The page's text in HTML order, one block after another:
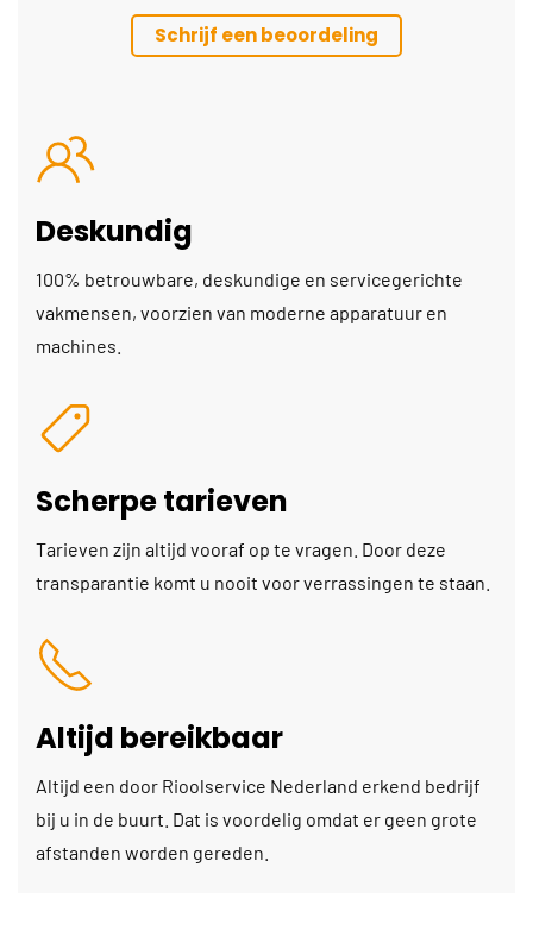
Schrijf een beoordeling
Deskundig
100% betrouwbare, deskundige en servicegerichte
vakmensen, voorzien van moderne apparatuur en
machines.
Scherpe tarieven
Tarieven zijn altijd vooraf op te vragen. Door deze
transparantie komt u nooit voor verrassingen te staan.
Altijd bereikbaar
Altijd een door Rioolservice Nederland erkend bedrijf
bij u in de buurt. Dat is voordelig omdat er geen grote
afstanden worden gereden.